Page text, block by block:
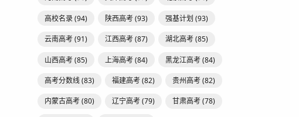
高校名录(94) 陕西高考(93) 强基计划(93)
云南高考(91) 江西高考(87) 湖北高考(85)
山西高考(85) 上海高考(84) 黑龙江高考(84)
高考分数线(83) 福建高考(82) 贵州高考(82)
内蒙古高考(80) 辽宁高考(79) 甘肃高考(78)